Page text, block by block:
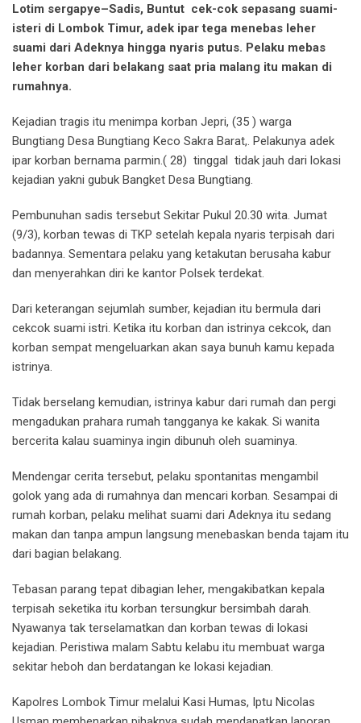
Lotim sergapye–Sadis, Buntut cek-cok sepasang suami-
isteri di Lombok Timur, adek ipar tega menebas leher
suami dari Adeknya hingga nyaris putus. Pelaku mebas
leher korban dari belakang saat pria malang itu makan di
rumahnya.
Kejadian tragis itu menimpa korban Jepri, (35 ) warga
Bungtiang Desa Bungtiang Keco Sakra Barat,. Pelakunya adek
ipar korban bernama parmin.( 28) tinggal tidak jauh dari lokasi
kejadian yakni gubuk Bangket Desa Bungtiang.
Pembunuhan sadis tersebut Sekitar Pukul 20.30 wita. Jumat
(9/3), korban tewas di TKP setelah kepala nyaris terpisah dari
badannya. Sementara pelaku yang ketakutan berusaha kabur
dan menyerahkan diri ke kantor Polsek terdekat.
Dari keterangan sejumlah sumber, kejadian itu bermula dari
cekcok suami istri. Ketika itu korban dan istrinya cekcok, dan
korban sempat mengeluarkan akan saya bunuh kamu kepada
istrinya.
Tidak berselang kemudian, istrinya kabur dari rumah dan pergi
mengadukan prahara rumah tangganya ke kakak. Si wanita
bercerita kalau suaminya ingin dibunuh oleh suaminya.
Mendengar cerita tersebut, pelaku spontanitas mengambil
golok yang ada di rumahnya dan mencari korban. Sesampai di
rumah korban, pelaku melihat suami dari Adeknya itu sedang
makan dan tanpa ampun langsung menebaskan benda tajam itu
dari bagian belakang.
Tebasan parang tepat dibagian leher, mengakibatkan kepala
terpisah seketika itu korban tersungkur bersimbah darah.
Nyawanya tak terselamatkan dan korban tewas di lokasi
kejadian. Peristiwa malam Sabtu kelabu itu membuat warga
sekitar heboh dan berdatangan ke lokasi kejadian.
Kapolres Lombok Timur melalui Kasi Humas, Iptu Nicolas